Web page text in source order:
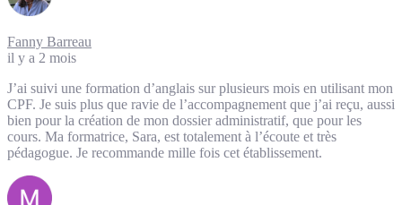
Fanny Barreau
il y a 2 mois
J’ai suivi une formation d’anglais sur plusieurs mois en utilisant mon
CPF. Je suis plus que ravie de l’accompagnement que j’ai reçu, aussi
bien pour la création de mon dossier administratif, que pour les
cours. Ma formatrice, Sara, est totalement à l’écoute et très
pédagogue. Je recommande mille fois cet établissement.